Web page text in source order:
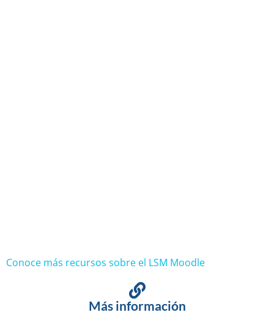
Conoce más recursos sobre el LSM Moodle
Más información